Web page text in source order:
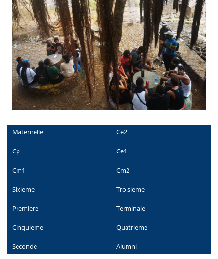
Maternelle Ce2
Cp Ce1
Cm1 Cm2
Sixieme Troisieme
Premiere Terminale
Cinquieme Quatrieme
Seconde Alumni